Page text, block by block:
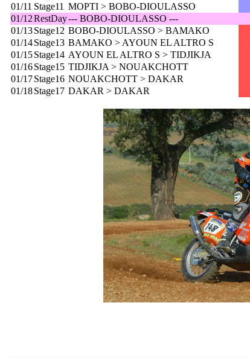
01/11 Stage11 MOPTI > BOBO-DIOULASSO
01/12RestDay--- BOBO-DIOULASSO ---
01/13Stage12 BOBO-DIOULASSO > BAMAKO
01/14Stage13 BAMAKO > AYOUN EL ALTRO S
01/15Stage14 AYOUN EL ALTRO S > TIDJIKJA
01/16Stage15 TIDJIKJA > NOUAKCHOTT
01/17Stage16 NOUAKCHOTT > DAKAR
01/18Stage17 DAKAR > DAKAR